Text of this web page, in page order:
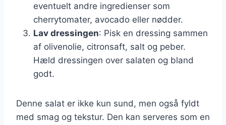
eventuelt andre ingredienser som
cherrytomater, avocado eller nødder.
Lav dressingen: Pisk en dressing sammen
af olivenolie, citronsaft, salt og peber.
Hæld dressingen over salaten og bland
godt.
Denne salat er ikke kun sund, men også fyldt
med smag og tekstur. Den kan serveres som en